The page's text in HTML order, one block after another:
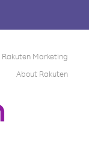
Rakuten Marketing
About Rakuten